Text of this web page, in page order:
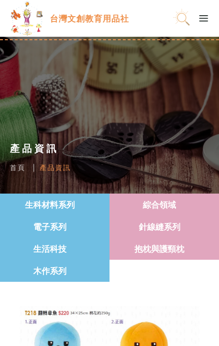
台灣文創教育用品社
產品資訊
首頁 產品資訊
生科材料系列 綜合領域
電子系列 針線縫系列
生活科技 抱枕與護頸枕
木作系列